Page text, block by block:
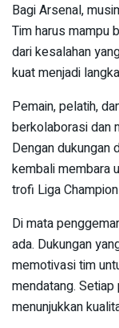
Bagi Arsenal,
Tim harus mampu
dari kesalahan
kuat menjadi
Pemain, pelatih,
berkolaborasi dan
Dengan dukungan
kembali membara
trofi Liga
Di mata
ada. Dukungan
memotivasi tim
mendatang.
menunjukkan